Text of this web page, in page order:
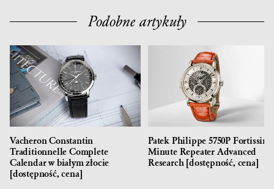
Podobne artykuły
Vacheron Constantin
Traditionnelle Complete
Calendar w białym złocie
[dostępność, cena]
Patek Philippe 5750P
Minute Repeater Advanced
Research [dostępność, cena]